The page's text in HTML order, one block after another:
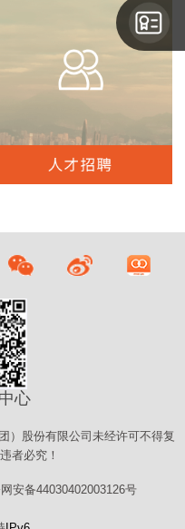
心
）股份有限公司未经许可不得复
者必究！
安备44030402003126号